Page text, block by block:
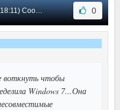
#21 0
воткнуть чтобы
Windows 7...Она